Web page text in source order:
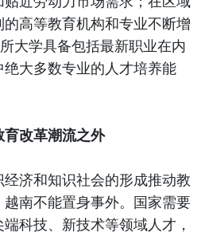
高等教育机构和专业不断增
大学具备包括最新职业在内
大多数专业的人才培养能
改革潮流之外
济和知识社会的形成推动教
南不能置身事外。国家需要
科技、新技术等领域人才，